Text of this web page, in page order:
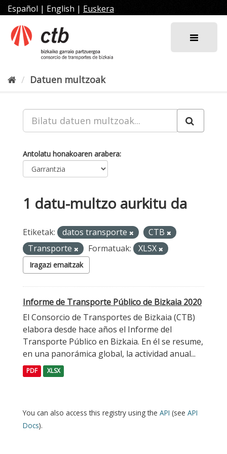
Joan
edukira
Español | English | Euskera
Datuen multzoak
Antolatu honakoaren arabera
1 datu-multzo aurkitu da
Etiketak: datos transporte
CTB
Transporte
Formatuak: XLSX
Iragazi emaitzak
Informe de Transporte Público de Bizkaia 2020
El Consorcio de Transportes de Bizkaia (CTB)
elabora desde hace años el Informe del
Transporte Público en Bizkaia. En él se resume,
en una panorámica global, la actividad anual...
PDF XLSX
You can also access this registry using the API (see API
Docs).